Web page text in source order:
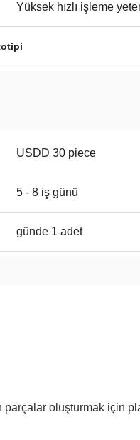
Yüksek hızlı işleme
USDD 30 piece
5 - 8 iş günü
günde 1 adet
oluşturmak için